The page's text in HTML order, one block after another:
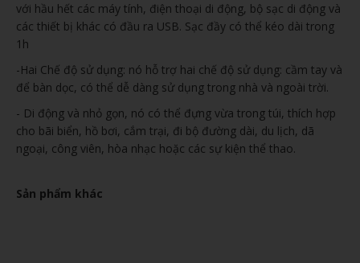
với hầu hết các máy tính, điện thoại di động, bộ sạc di động và
các thiết bị khác có đầu ra USB. Sạc đầy có thể kéo dài trong
1h
-Hai Chế độ sử dụng: nó hỗ trợ hai chế độ sử dụng: cầm tay và
để bàn dọc, có thể dễ dàng sử dụng trong nhà và ngoài trời.
- Di động và nhỏ gọn, nó có thể đựng vừa trong túi, thích hợp
cho bãi biển, hồ bơi, cắm trại, đi bộ đường dài, du lịch, dã
ngoại, công viên, hòa nhạc hoặc các sự kiện thể thao.
Sản phẩm khác